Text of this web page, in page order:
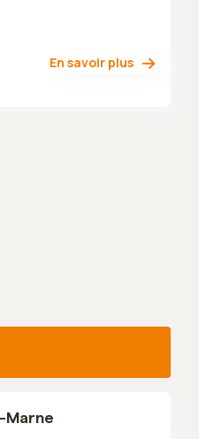
En savoir plus
Marne